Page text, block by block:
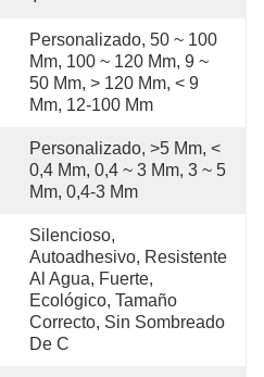
Personalizado, 50 ~ 100
Mm, 100 ~ 120 Mm, 9 ~
50 Mm, > 120 Mm, < 9
Mm, 12-100 Mm
Personalizado, >5 Mm, <
0,4 Mm, 0,4 ~ 3 Mm, 3 ~ 5
Mm, 0,4-3 Mm
Silencioso,
Autoadhesivo, Resistente
Al Agua, Fuerte,
Ecológico, Tamaño
Correcto, Sin Sombreado
De C